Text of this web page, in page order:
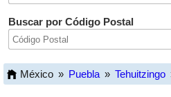
Buscar por Código Postal
México » Puebla » Tehuitzingo